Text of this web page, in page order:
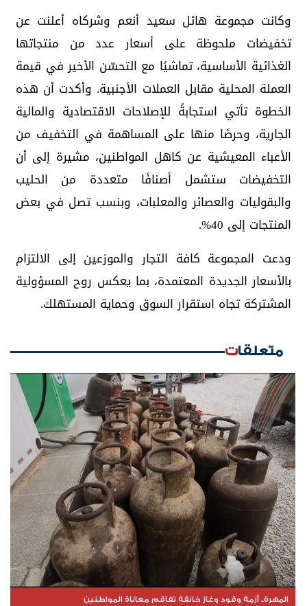
وكانت مجموعة هائل سعيد أنعم وشركاه أعلنت عن
تخفيضات ملحوظة على أسعار عدد من منتجاتها
الغذائية الأساسية، تماشيًا مع التحسّن الأخير في قيمة
العملة المحلية مقابل العملات الأجنبية. وأكدت أن هذه
الخطوة تأتي استجابةً للإصلاحات الاقتصادية والمالية
الجارية، وحرصًا منها على المساهمة في التخفيف من
الأعباء المعيشية عن كاهل المواطنين، مشيرة إلى أن
التخفيضات ستشمل أصنافًا متعددة من الحليب
والبقوليات والعصائر والمعلبات، وبنسب تصل في بعض
المنتجات إلى 40%.
ودعت المجموعة كافة التجار والموزعين إلى الالتزام
بالأسعار الجديدة المعتمدة، بما يعكس روح المسؤولية
المشتركة تجاه استقرار السوق وحماية المستهلك.
متعلقات
المهرة.. أزمة وقود وغاز خانقة تفاقم معاناة المواطنين